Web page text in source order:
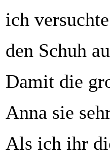
ich
den Schuh
Damit die
Anna sie
Als ich ihr